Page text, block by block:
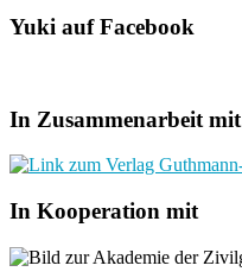
Yuki auf Facebook
In Zusammenarbeit mit
In Kooperation mit